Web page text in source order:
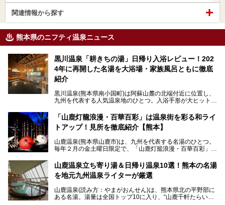
関連情報から探す
熊本県のニフティ温泉ニュース
黒川温泉「耕きちの湯」日帰り入浴レビュー！202
4年に再開した名湯を大浴場・家族風呂ともに徹底
紹介
黒川温泉(熊本県南小国町)は阿蘇山麓の北端付近に位置し、
九州を代表する人気温泉地のひとつ。入浴手形が大ヒット
す。
中でも「耕きち(こうきち)の湯」は露天風呂を持たないもの
り一度廃業しましたが、2024年10月に営業再開。数多くの
温泉ファンに注目される名湯です。
今回は再開した耕きちの湯を訪問し、全浴室(男女別大浴
「山鹿灯籠浪漫・百華百彩」は温泉街を彩る和ライ
トアップ！見所を徹底紹介【熊本】
山鹿温泉(熊本県山鹿市)は、九州を代表する名湯のひとつ。
毎年２月の金土曜日限定で、「山鹿灯籠浪漫・百華百彩」
ます。和傘や竹、ろうそくなどを用いて、和情緒たっぷりの
ライトアップが無料で楽しめます。
日、の合計8日間開催。今回は地元九州在住の筆者が、その
見所を徹底紹介。併せて、その他イベントや立ち寄り湯も併
山鹿温泉立ち寄り湯＆日帰り温泉10選！熊本の名湯
を地元九州温泉ライターが厳選
山鹿温泉(読み方：やまがおんせん)は、熊本県北の平野部に
ある名湯。湯量は全国トップ10に入り、“山鹿千軒たらいな